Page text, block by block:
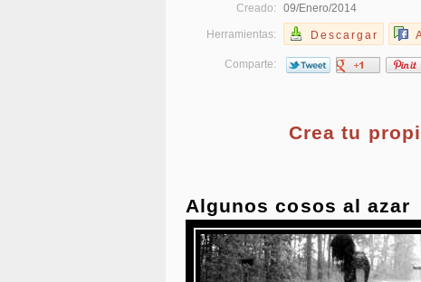
Creado: 09/Enero/2014
Herramientas: Descargar
Comparte:
Crea tu
Algunos cosos al azar